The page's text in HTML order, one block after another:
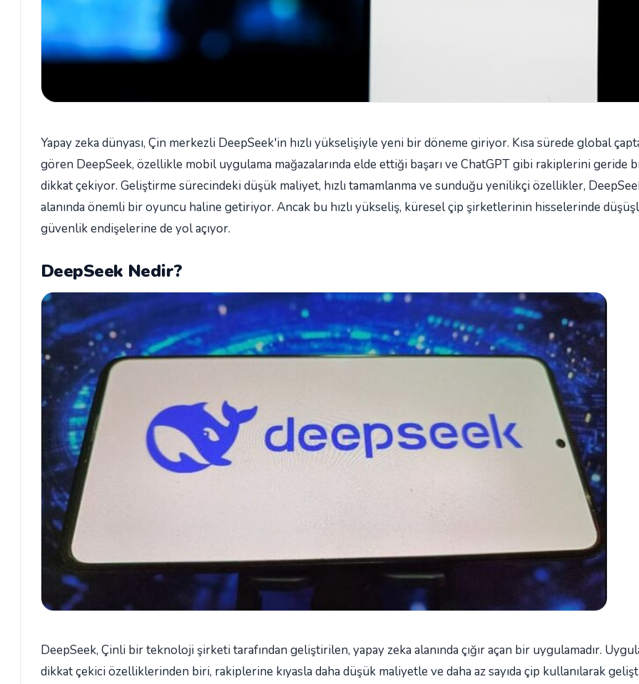
Yapay zeka dünyası, Çin merkezli DeepSeek'in hızlı yükselişiyle yeni bir döneme giriyor. Kısa sürede global
gören DeepSeek, özellikle mobil uygulama mağazalarında elde ettiği başarı ve ChatGPT gibi rakiplerini geride
dikkat çekiyor. Geliştirme sürecindeki düşük maliyet, hızlı tamamlanma ve sunduğu yenilikçi özellikler,
alanında önemli bir oyuncu haline getiriyor. Ancak bu hızlı yükseliş, küresel çip şirketlerinin hisselerinde
güvenlik endişelerine de yol açıyor.
DeepSeek Nedir?
DeepSeek, Çinli bir teknoloji şirketi tarafından geliştirilen, yapay zeka alanında çığır açan bir uygulamadır.
dikkat çekici özelliklerinden biri, rakiplerine kıyasla daha düşük maliyetle ve daha az sayıda çip kullanılarak